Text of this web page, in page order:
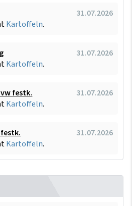
31.07.2026
Kartoffeln.
31.07.2026
Kartoffeln.
festk.
31.07.2026
Kartoffeln.
31.07.2026
Kartoffeln.